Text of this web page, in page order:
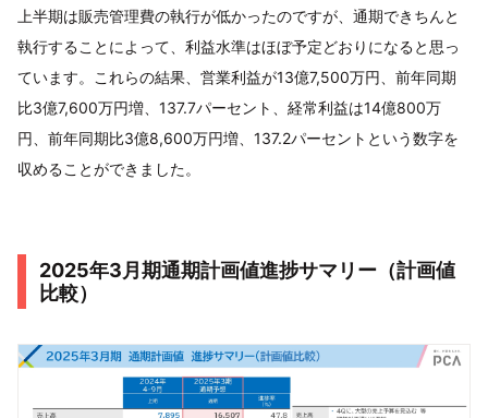
上半期は販売管理費の執行が低かったのですが、通期できちんと
執行することによって、利益水準はほぼ予定どおりになると思っ
ています。これらの結果、営業利益が13億7,500万円、前年同期
比3億7,600万円増、137.7パーセント、経常利益は14億800万
円、前年同期比3億8,600万円増、137.2パーセントという数字を
収めることができました。
2025年3月期通期計画値進捗サマリー（計画値
比較）